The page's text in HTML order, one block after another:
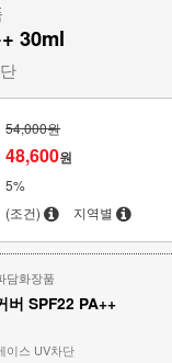
30ml
54,000원
48,600원
5%
(조건) 지역별
담화장품
버 SPF22 PA++
이스 UV차단